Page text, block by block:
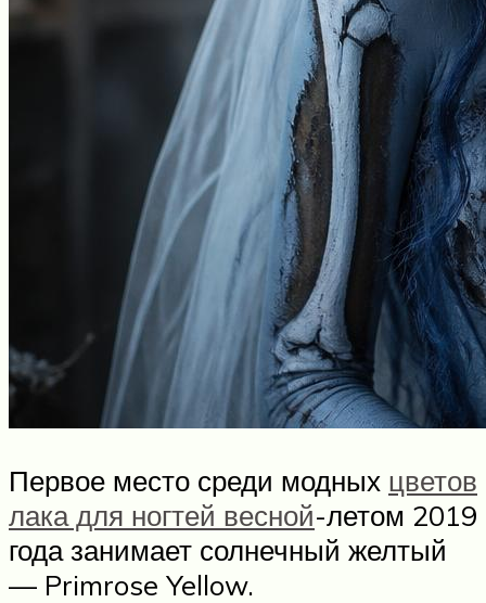
Первое место среди модных цветов
лака для ногтей весной-летом 2019
года занимает солнечный желтый
— Primrose Yellow.